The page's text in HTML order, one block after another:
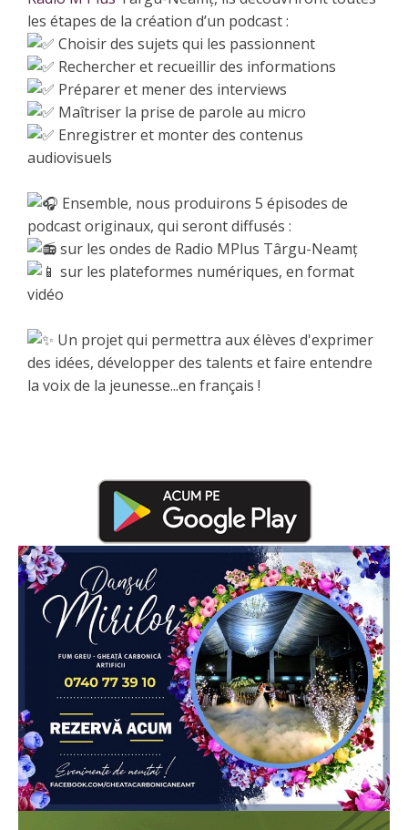
les étapes de la création d’un podcast :
Choisir des sujets qui les passionnent
Rechercher et recueillir des informations
Préparer et mener des interviews
Maîtriser la prise de parole au micro
Enregistrer et monter des contenus
audiovisuels
Ensemble, nous produirons 5 épisodes de
podcast originaux, qui seront diffusés :
sur les ondes de Radio MPlus Târgu-Neamț
sur les plateformes numériques, en format
vidéo
Un projet qui permettra aux élèves d'exprimer
des idées, développer des talents et faire entendre
la voix de la jeunesse...en français !